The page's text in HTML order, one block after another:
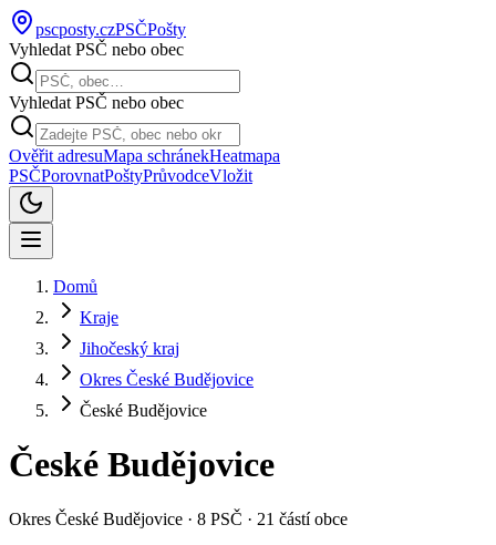
pscposty.czPSČPošty
Vyhledat PSČ nebo obec
Vyhledat PSČ nebo obec
Ověřit adresuMapa schránekHeatmapa
PSČPorovnatPoštyPrůvodceVložit
Domů
Kraje
Jihočeský kraj
Okres České Budějovice
České Budějovice
České Budějovice
Okres České Budějovice · 8 PSČ · 21 částí obce